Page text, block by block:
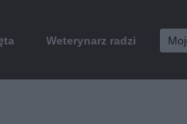
Weterynarz radzi